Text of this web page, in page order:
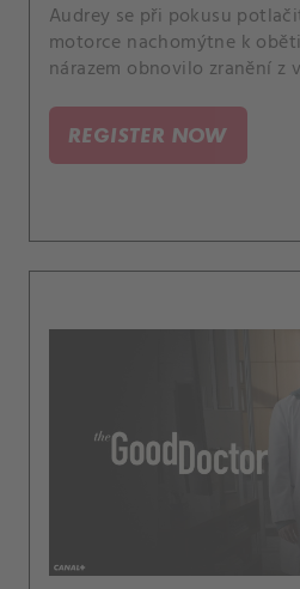
Audrey se při pokusu
motorce nachomýtne k
nárazem obnovilo zranění z
vážný posttraumatický
REGISTER NOW